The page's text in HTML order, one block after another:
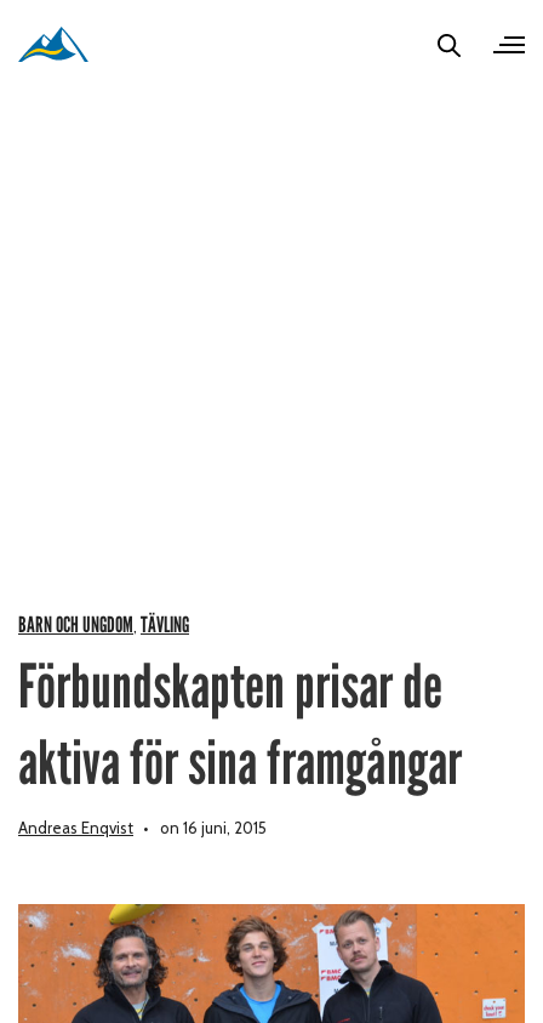
BARN OCH UNGDOM TÄVLING
Förbundskapten prisar de
aktiva för sina framgångar
Andreas Enqvist on 16 juni, 2015